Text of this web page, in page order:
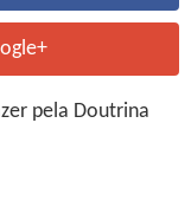
pela Doutrina